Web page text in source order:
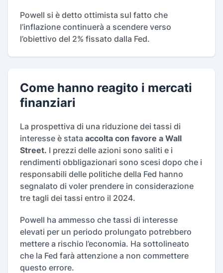
Powell si è detto ottimista sul fatto che
l’inflazione continuerà a scendere verso
l’obiettivo del 2% fissato dalla Fed.
Come hanno reagito i mercati
finanziari
La prospettiva di una riduzione dei tassi di
interesse è stata accolta con favore a Wall
Street. I prezzi delle azioni sono saliti e i
rendimenti obbligazionari sono scesi dopo che i
responsabili delle politiche della Fed hanno
segnalato di voler prendere in considerazione
tre tagli dei tassi entro il 2024.
Powell ha ammesso che tassi di interesse
elevati per un periodo prolungato potrebbero
mettere a rischio l’economia. Ha sottolineato
che la Fed farà attenzione a non commettere
questo errore.